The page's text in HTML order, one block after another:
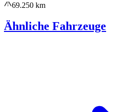
69.250 km
Ähnliche Fahrzeuge